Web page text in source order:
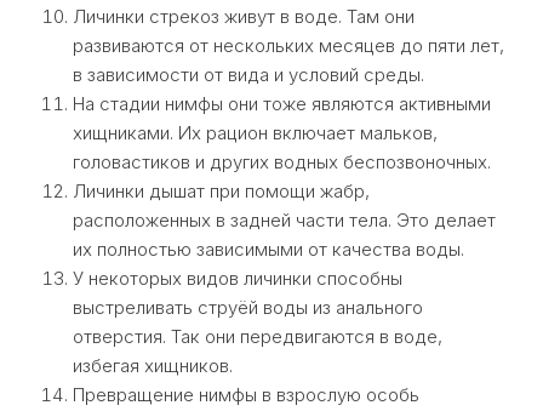
Личинки стрекоз живут в воде. Там они
развиваются от нескольких месяцев до пяти лет,
в зависимости от вида и условий среды.
На стадии нимфы они тоже являются активными
хищниками. Их рацион включает мальков,
головастиков и других водных беспозвоночных.
Личинки дышат при помощи жабр,
расположенных в задней части тела. Это делает
их полностью зависимыми от качества воды.
У некоторых видов личинки способны
выстреливать струёй воды из анального
отверстия. Так они передвигаются в воде,
избегая хищников.
Превращение нимфы в взрослую особь